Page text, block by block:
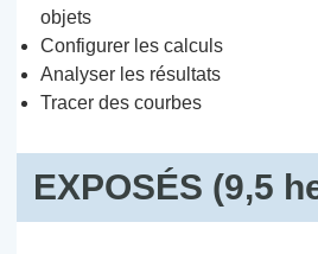
objets
Configurer les calculs
Analyser les résultats
Tracer des courbes
EXPOSÉS (9,5